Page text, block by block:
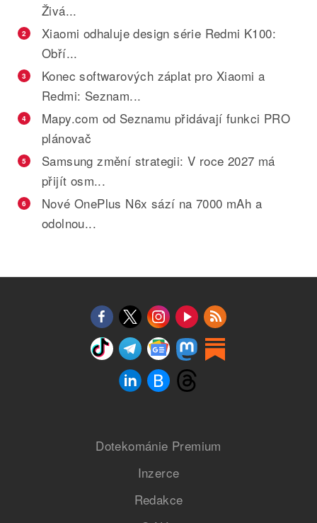
Živá...
2
Xiaomi odhaluje design série Redmi K100:
Obří...
3
Konec softwarových záplat pro Xiaomi a
Redmi: Seznam...
4
Mapy.com od Seznamu přidávají funkci PRO
plánovač
5
Samsung změní strategii: V roce 2027 má
přijít osm...
6
Nové OnePlus N6x sází na 7000 mAh a
odolnou...
Dotekománie Premium
Inzerce
Redakce